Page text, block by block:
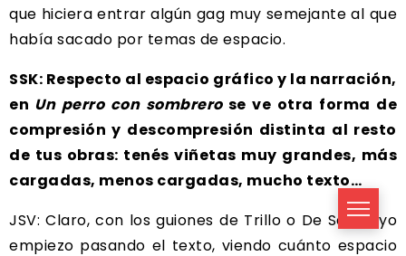
que hiciera entrar algún gag muy semejante al que
había sacado por temas de espacio.
SSK: Respecto al espacio gráfico y la narración,
en Un perro con sombrerose ve otra forma de
compresión y descompresión distinta al resto
de tus obras: tenés viñetas muy grandes, más
cargadas, menos cargadas, mucho texto…
JSV: Claro, con los guiones de Trillo o De Santis yo
empiezo pasando el texto, viendo cuánto espacio